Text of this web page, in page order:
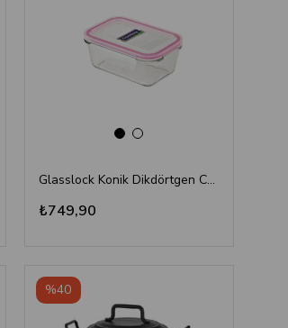
Glasslock Konik Dikdörtgen Cam Saklama Kabı 980 ml
₺749,90
%40